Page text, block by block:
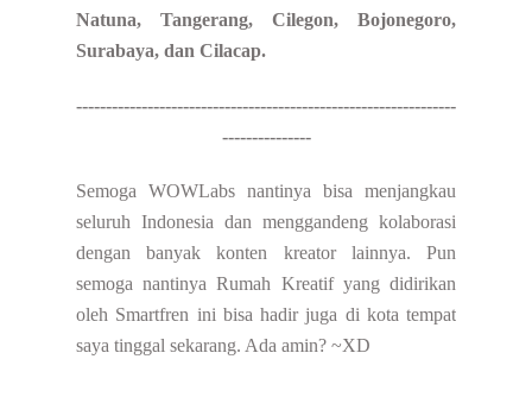
Natuna, Tangerang, Cilegon, Bojonegoro,
Surabaya, dan Cilacap.
----------------------------------------------------------------
---------------
Semoga WOWLabs nantinya bisa menjangkau
seluruh Indonesia dan menggandeng kolaborasi
dengan banyak konten kreator lainnya. Pun
semoga nantinya Rumah Kreatif yang didirikan
oleh Smartfren ini bisa hadir juga di kota tempat
saya tinggal sekarang. Ada amin? ~XD